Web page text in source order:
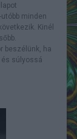
minden
Kinél
beszélünk, ha
súlyossá